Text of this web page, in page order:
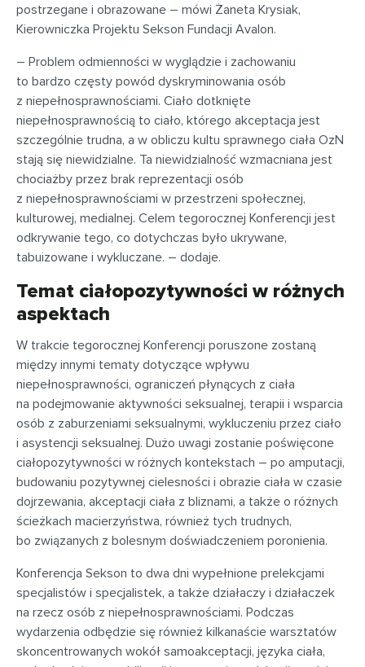
postrzegane i obrazowane – mówi Żaneta Krysiak,
Kierowniczka Projektu Sekson Fundacji Avalon.
– Problem odmienności w wyglądzie i zachowaniu
to bardzo częsty powód dyskryminowania osób
z niepełnosprawnościami. Ciało dotknięte
niepełnosprawnością to ciało, którego akceptacja jest
szczególnie trudna, a w obliczu kultu sprawnego ciała OzN
stają się niewidzialne. Ta niewidzialność wzmacniana jest
chociażby przez brak reprezentacji osób
z niepełnosprawnościami w przestrzeni społecznej,
kulturowej, medialnej. Celem tegorocznej Konferencji jest
odkrywanie tego, co dotychczas było ukrywane,
tabuizowane i wykluczane. – dodaje.
Temat ciałopozytywności w różnych
aspektach
W trakcie tegorocznej Konferencji poruszone zostaną
między innymi tematy dotyczące wpływu
niepełnosprawności, ograniczeń płynących z ciała
na podejmowanie aktywności seksualnej, terapii i wsparcia
osób z zaburzeniami seksualnymi, wykluczeniu przez ciało
i asystencji seksualnej. Dużo uwagi zostanie poświęcone
ciałopozytywności w różnych kontekstach – po amputacji,
budowaniu pozytywnej cielesności i obrazie ciała w czasie
dojrzewania, akceptacji ciała z bliznami, a także o różnych
ścieżkach macierzyństwa, również tych trudnych,
bo związanych z bolesnym doświadczeniem poronienia.
Konferencja Sekson to dwa dni wypełnione prelekcjami
specjalistów i specjalistek, a także działaczy i działaczek
na rzecz osób z niepełnosprawnościami. Podczas
wydarzenia odbędzie się również kilkanaście warsztatów
skoncentrowanych wokół samoakceptacji, języka ciała,